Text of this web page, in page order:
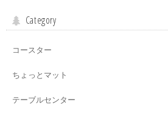
Category
コースター
ちょっとマット
テーブルセンター